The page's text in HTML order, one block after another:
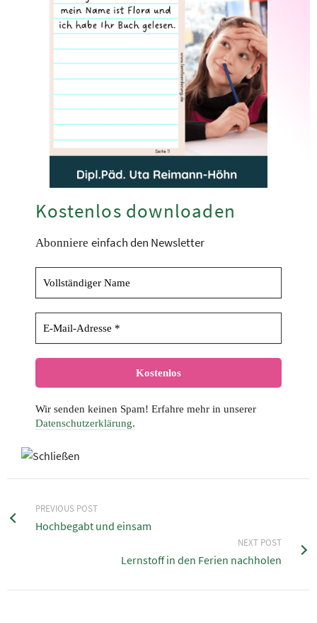
Kostenlos downloaden
Abonniere einfach den Newsletter
Wir senden keinen Spam! Erfahre mehr in unserer
Datenschutzerklärung.
PREVIOUS POST
Hochbegabt und einsam
NEXT POST
Lernstoff in den Ferien nachholen